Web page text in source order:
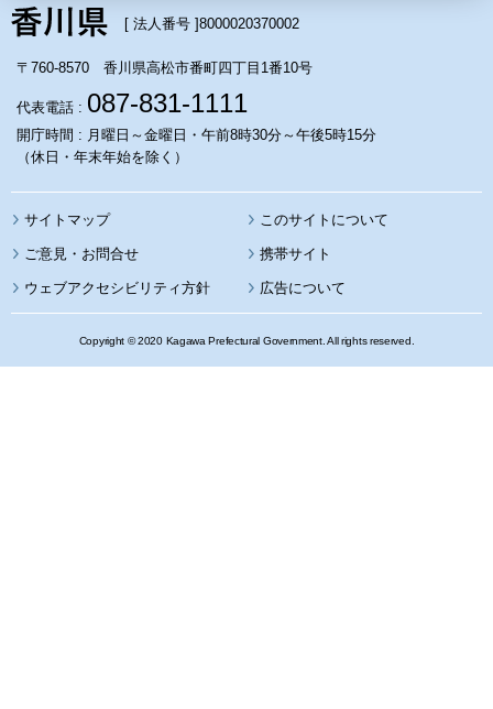
[ 法人番号 ]8000020370002
〒760-8570 香川県高松市番町四丁目1番10号
代表電話 : 087-831-1111
開庁時間 : 月曜日～金曜日・午前8時30分～午後5時15分
（休日・年末年始を除く）
サイトマップ このサイトについて
携帯サイト
ウェブアクセシビリティ方針 広告について
Copyright © 2020 Kagawa Prefectural Government. All rights reserved.